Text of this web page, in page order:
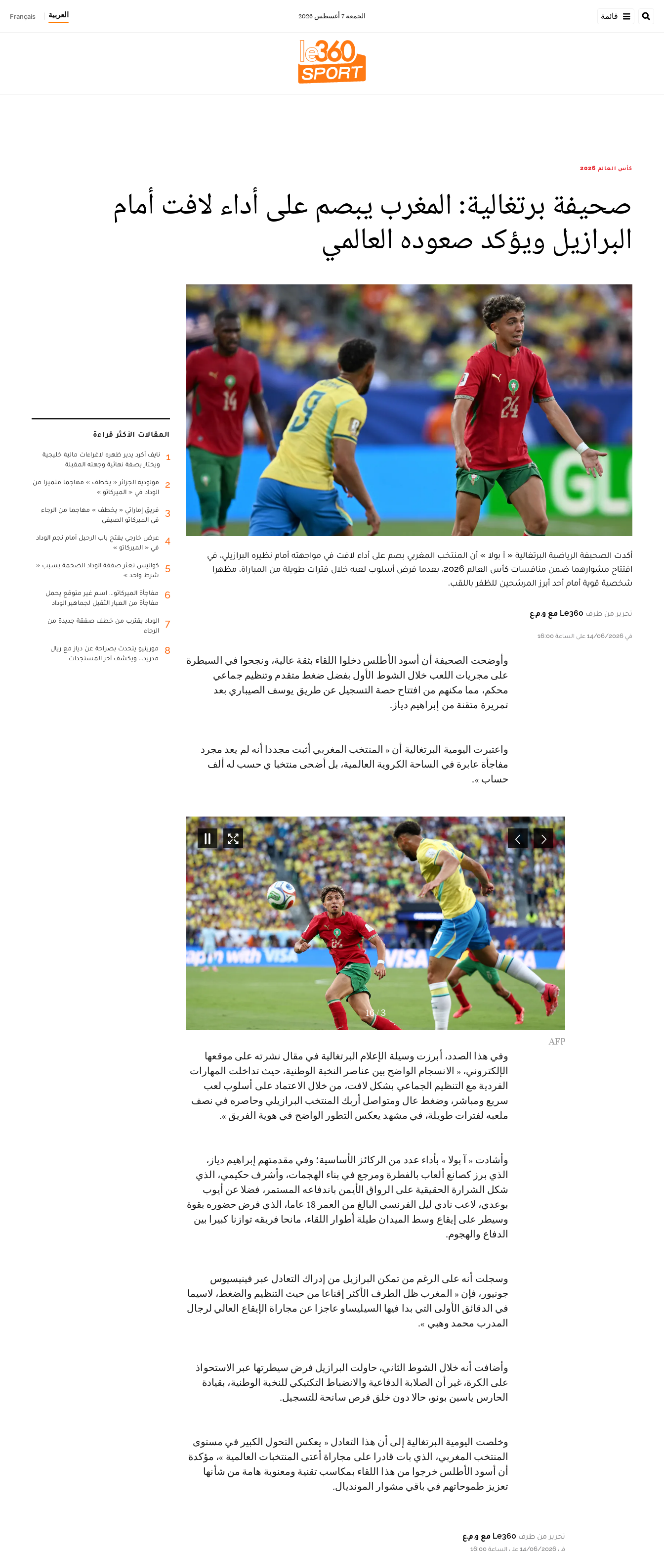
قائمة الجمعة 7 أغسطس 2026 العربية Français
كأس العالم 2026
صحيفة برتغالية: المغرب يبصم على أداء لافت أمام
البرازيل ويؤكد صعوده العالمي
أكدت الصحيفة الرياضية البرتغالية « آ بولا » أن المنتخب المغربي بصم على أداء لافت في مواجهته أمام نظيره البرازيلي، في
افتتاح مشوارهما ضمن منافسات كأس العالم 2026، بعدما فرض أسلوب لعبه خلال فترات طويلة من المباراة، مظهرا
شخصية قوية أمام أحد أبرز المرشحين للظفر باللقب.
تحرير من طرف Le360 مع و.م.ع
في 14/06/2026 على الساعة 16:00
وأوضحت الصحيفة أن أسود الأطلس دخلوا اللقاء بثقة عالية، ونجحوا في السيطرة
على مجريات اللعب خلال الشوط الأول بفضل ضغط متقدم وتنظيم جماعي
محكم، مما مكنهم من افتتاح حصة التسجيل عن طريق يوسف الصيباري بعد
تمريرة متقنة من إبراهيم دياز.
واعتبرت اليومية البرتغالية أن « المنتخب المغربي أثبت مجددا أنه لم يعد مجرد
مفاجأة عابرة في الساحة الكروية العالمية، بل أضحى منتخبا ي حسب له ألف
حساب ».
3
/
16
AFP
وفي هذا الصدد، أبرزت وسيلة الإعلام البرتغالية في مقال نشرته على موقعها
الإلكتروني، « الانسجام الواضح بين عناصر النخبة الوطنية، حيث تداخلت المهارات
الفردية مع التنظيم الجماعي بشكل لافت، من خلال الاعتماد على أسلوب لعب
سريع ومباشر، وضغط عال ومتواصل أربك المنتخب البرازيلي وحاصره في نصف
ملعبه لفترات طويلة، في مشهد يعكس التطور الواضح في هوية الفريق ».
وأشادت « آ بولا » بأداء عدد من الركائز الأساسية؛ وفي مقدمتهم إبراهيم دياز،
الذي برز كصانع ألعاب بالفطرة ومرجع في بناء الهجمات، وأشرف حكيمي، الذي
شكل الشرارة الحقيقية على الرواق الأيمن باندفاعه المستمر، فضلا عن أيوب
بوعدي، لاعب نادي ليل الفرنسي البالغ من العمر 18 عاما، الذي فرض حضوره بقوة
وسيطر على إيقاع وسط الميدان طيلة أطوار اللقاء، مانحا فريقه توازنا كبيرا بين
الدفاع والهجوم.
وسجلت أنه على الرغم من تمكن البرازيل من إدراك التعادل عبر فينيسيوس
جونيور، فإن « المغرب ظل الطرف الأكثر إقناعا من حيث التنظيم والضغط، لاسيما
في الدقائق الأولى التي بدا فيها السيليساو عاجزا عن مجاراة الإيقاع العالي لرجال
المدرب محمد وهبي ».
وأضافت أنه خلال الشوط الثاني، حاولت البرازيل فرض سيطرتها عبر الاستحواذ
على الكرة، غير أن الصلابة الدفاعية والانضباط التكتيكي للنخبة الوطنية، بقيادة
الحارس ياسين بونو، حالا دون خلق فرص سانحة للتسجيل.
وخلصت اليومية البرتغالية إلى أن هذا التعادل « يعكس التحول الكبير في مستوى
المنتخب المغربي، الذي بات قادرا على مجاراة أعتى المنتخبات العالمية »، مؤكدة
أن أسود الأطلس خرجوا من هذا اللقاء بمكاسب تقنية ومعنوية هامة من شأنها
تعزيز طموحاتهم في باقي مشوار المونديال.
تحرير من طرف Le360 مع و.م.ع
في 14/06/2026 على الساعة 16:00
المقالات الأكثر قراءة
1
نايف أكرد يدير ظهره لاغراءات مالية خليجية
ويختار بصفة نهائية وجهته المقبلة
2
مولودية الجزائر « يخطف » مهاجما متميزا من
الوداد في « الميركاتو »
3
فريق إماراتي « يخطف » مهاجما من الرجاء
في الميركاتو الصيفي
4
عرض خارجي يفتح باب الرحيل أمام نجم الوداد
في « الميركاتو »
5
كواليس تعثر صفقة الوداد الضخمة بسبب «
شرط واحد »
6
مفاجأة الميركاتو... اسم غير متوقع يحمل
مفاجأة من العيار الثقيل لجماهير الوداد
7
الوداد يقترب من خطف صفقة جديدة من
الرجاء
8
مورينيو يتحدث بصراحة عن دياز مع ريال
مدريد... ويكشف آخر المستجدات